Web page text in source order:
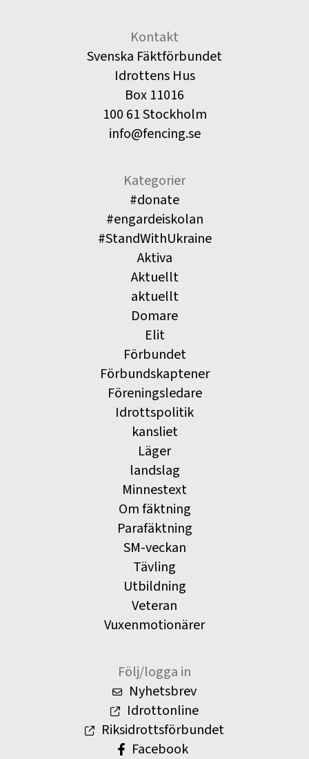
Kontakt
Svenska Fäktförbundet
Idrottens Hus
Box 11016
100 61 Stockholm
info@fencing.se
Kategorier
#donate
#engardeiskolan
#StandWithUkraine
Aktiva
Aktuellt
aktuellt
Domare
Elit
Förbundet
Förbundskaptener
Föreningsledare
Idrottspolitik
kansliet
Läger
landslag
Minnestext
Om fäktning
Parafäktning
SM-veckan
Tävling
Utbildning
Veteran
Vuxenmotionärer
Följ/logga in
Nyhetsbrev
Idrottonline
Riksidrottsförbundet
Facebook